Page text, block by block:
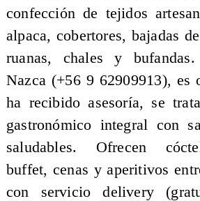
confección de tejidos
alpaca, cobertores, bajadas
ruanas, chales y
Nazca (+56 9 62909913), es
ha recibido asesoría, se
gastronómico integral con
saludables. Ofrecen
buffet, cenas y aperitivos
con servicio delivery